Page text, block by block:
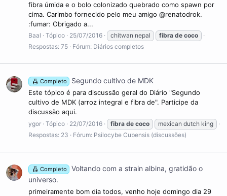
fibra úmida e o bolo colonizado quebrado como spawn por
cima. Carimbo fornecido pelo meu amigo @renatodrok.
:fumar: Obrigado a...
Baal Tópico 25/07/2016 chitwan nepal fibra de coco
Respostas: 75
Fórum: Diários completos
Completo Segundo cultivo de MDK
Este tópico é para discussão geral do Diário "Segundo
cultivo de MDK (arroz integral e fibra de". Participe da
discussão aqui.
ygor Tópico 22/07/2016 fibra de coco
mexican dutch king
Respostas: 23
Fórum: Psilocybe Cubensis (discussões)
Completo
Voltando com a strain albina, gratidão o
universo.
primeiramente bom dia todos, venho hoje domingo dia 29